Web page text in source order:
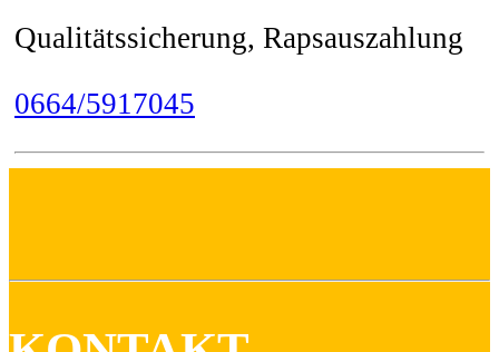
Qualitätssicherung, Rapsauszahlung
0664/5917045